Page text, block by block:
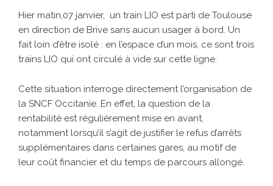
Hier matin,07 janvier, un train LIO est parti de Toulouse
en direction de Brive sans aucun usager à bord. Un
fait loin d’être isolé : en l’espace d’un mois, ce sont trois
trains LIO qui ont circulé à vide sur cette ligne.
Cette situation interroge directement l’organisation de
la SNCF Occitanie. En effet, la question de la
rentabilité est régulièrement mise en avant,
notamment lorsqu’il s’agit de justifier le refus d’arrêts
supplémentaires dans certaines gares, au motif de
leur coût financier et du temps de parcours allongé.